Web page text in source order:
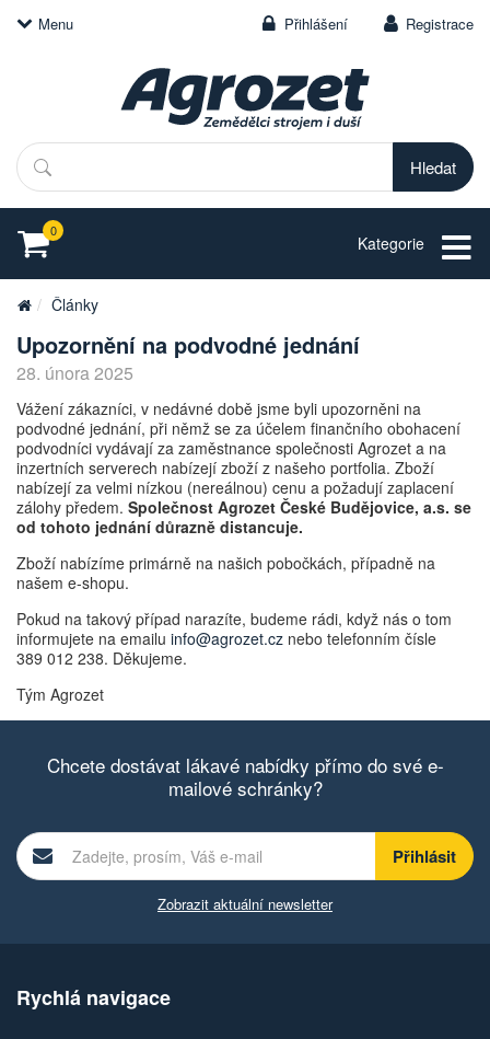
Menu Přihlášení Registrace
Hledat
0
Kategorie
Články
Upozornění na podvodné jednání
28. února 2025
Vážení zákazníci, v nedávné době jsme byli upozorněni na
podvodné jednání, při němž se za účelem finančního obohacení
podvodníci vydávají za zaměstnance společnosti Agrozet a na
inzertních serverech nabízejí zboží z našeho portfolia. Zboží
nabízejí za velmi nízkou (nereálnou) cenu a požadují zaplacení
zálohy předem. Společnost Agrozet České Budějovice, a.s. se
od tohoto jednání důrazně distancuje.
Zboží nabízíme primárně na našich pobočkách, případně na
našem e-shopu.
Pokud na takový případ narazíte, budeme rádi, když nás o tom
informujete na emailu info@agrozet.cz nebo telefonním čísle
389 012 238. Děkujeme.
Tým Agrozet
Chcete dostávat lákavé nabídky přímo do své e-
mailové schránky?
Zobrazit aktuální newsletter
Rychlá navigace